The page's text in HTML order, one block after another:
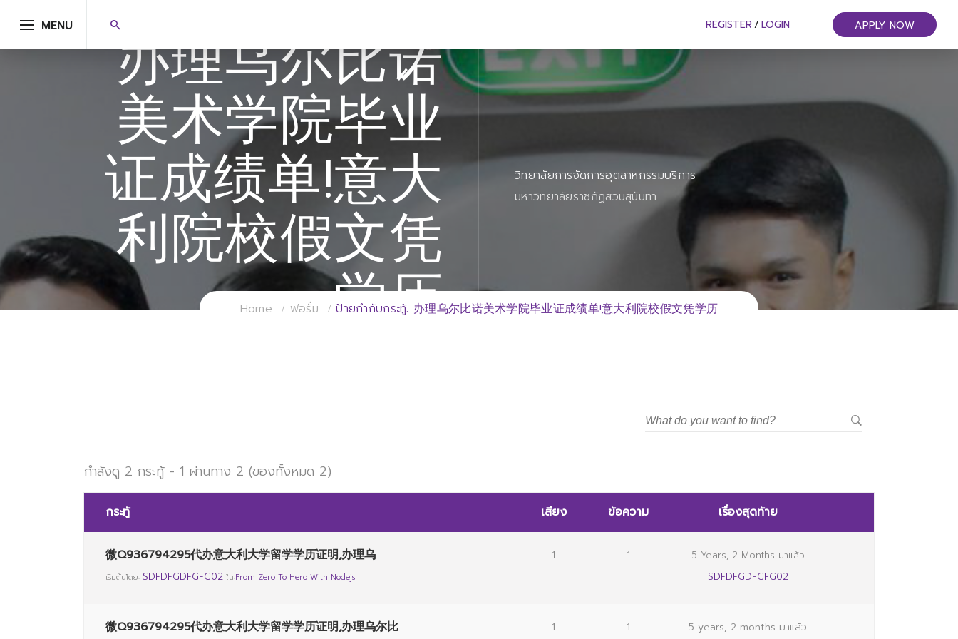
MENU REGISTER / LOGIN APPLY NOW
办理乌尔比诺
美术学院毕业
证成绩单!意大
利院校假文凭
学历
วิทยาลัยการจัดการอุตสาหกรรมบริการ
มหาวิทยาลัยราชภัฏสวนสุนันทา
Home ฟอรั่ม ป้ายกำกับกระทู้: 办理乌尔比诺美术学院毕业证成绩单!意大利院校假文凭学历
กำลังดู 2 กระทู้ - 1 ผ่านทาง 2 (ของทั้งหมด 2)
กระทู้ เสียง ข้อความ เรื่องสุดท้าย
微Q936794295代办意大利大学留学学历证明,办理乌
เริ่มต้นโดย: SDFDFGDFGFG02 ใน:From Zero To Hero With Nodejs
1 1
5 Years, 2 Months มาแล้ว
SDFDFGDFGFG02
微Q936794295代办意大利大学留学学历证明,办理乌尔比 1 1 5 years, 2 months มาแล้ว